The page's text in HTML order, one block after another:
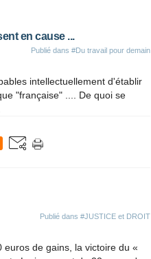
en cause ...
Publié dans #Du travail pour demain
intellectuellement d'établir
"française" .... De quoi se
Publié dans #JUSTICE et DROIT
euros de gains, la victoire du «